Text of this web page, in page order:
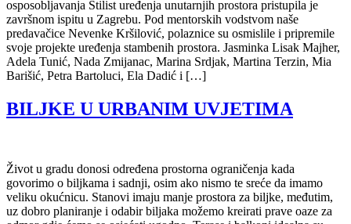
osposobljavanja Stilist uređenja unutarnjih prostora pristupila je
završnom ispitu u Zagrebu. Pod mentorskih vodstvom naše
predavačice Nevenke Kršilović, polaznice su osmislile i pripremile
svoje projekte uređenja stambenih prostora. Jasminka Lisak Majher,
Adela Tunić, Nada Zmijanac, Marina Srdjak, Martina Terzin, Mia
Barišić, Petra Bartoluci, Ela Dadić i […]
BILJKE U URBANIM UVJETIMA
Život u gradu donosi određena prostorna ograničenja kada
govorimo o biljkama i sadnji, osim ako nismo te sreće da imamo
veliku okućnicu. Stanovi imaju manje prostora za biljke, međutim,
uz dobro planiranje i odabir biljaka možemo kreirati prave oaze za